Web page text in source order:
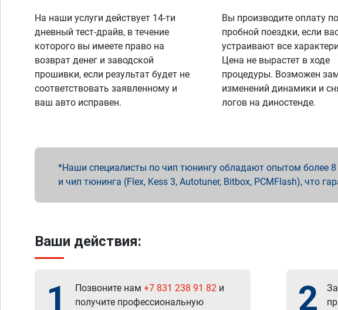
На наши услуги действует 14-ти
дневный тест-драйв, в течение
которого вы имеете право на
возврат денег и заводской
прошивки, если результат будет не
соответствовать заявленному и
ваш авто исправен.
Вы производите оплату
пробной поездки, если
устраивают все
Цена не вырастет в ходе
процедуры. Возможен
изменений динамики и
логов на диностенде.
Наши специалисты по чип тюнингу обладают опытом более
и чип тюнинга (Flex, Kess 3, Autotuner, Bitbox, PCMFlash), что
Ваши действия:
1 Позвоните нам +7 831 238 91 82 и
получите профессиональную
2